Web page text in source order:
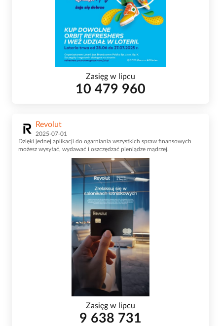
Zasięg w lipcu
10 479 960
Revolut
2025-07-01
Dzięki jednej aplikacji do ogarniania wszystkich spraw finansowych
możesz wysyłać, wydawać i oszczędzać pieniądze mądrzej.
Zasięg w lipcu
9 638 731